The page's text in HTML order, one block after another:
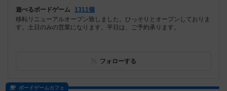
遊べるボードゲーム
1311個
移転リニューアルオープン致しました。ひっそりとオープンしておりま
す。土日のみの営業になります。平日は、ご予約承ります。
フォローする
ボードゲームカフェ